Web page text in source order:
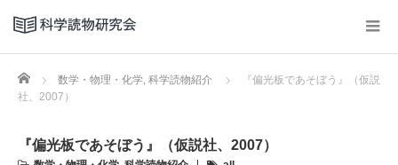
Home 数学・物理・化学, 科学読物紹介
『偏光板であそぼう』（仮説
社、2007）
『偏光板であそぼう』（仮説社、2007）